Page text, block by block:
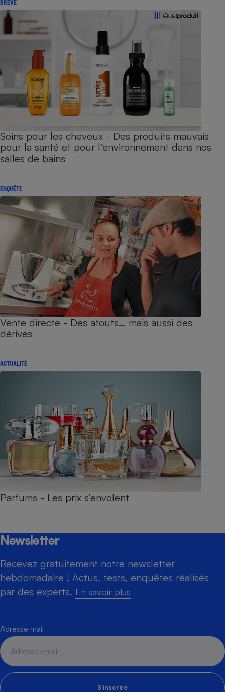
BRÈVE
Soins pour les cheveux - Des produits mauvais
pour la santé et pour l’environnement dans nos
salles de bains
ENQUÊTE
Vente directe - Des atouts… mais aussi des
dérives
ACTUALITÉ
Parfums - Les prix s’envolent
Newsletter
Recevez gratuitement notre newsletter
hebdomadaire ! Actus, tests, enquêtes réalisés
par des experts. En savoir plus
Adresse mail
S'inscrire